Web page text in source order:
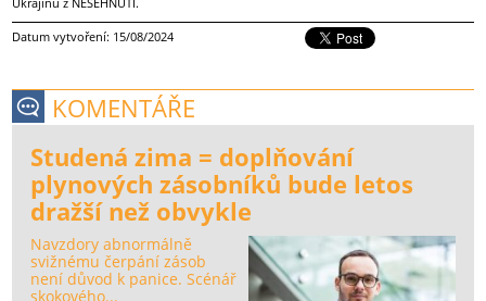
Datum vytvoření: 15/08/2024
KOMENTÁŘE
Studená zima = doplňování
plynových zásobníků bude letos
dražší než obvykle
Navzdory abnormálně
svižnému čerpání zásob
není důvod k panice. Scénář
skokového...